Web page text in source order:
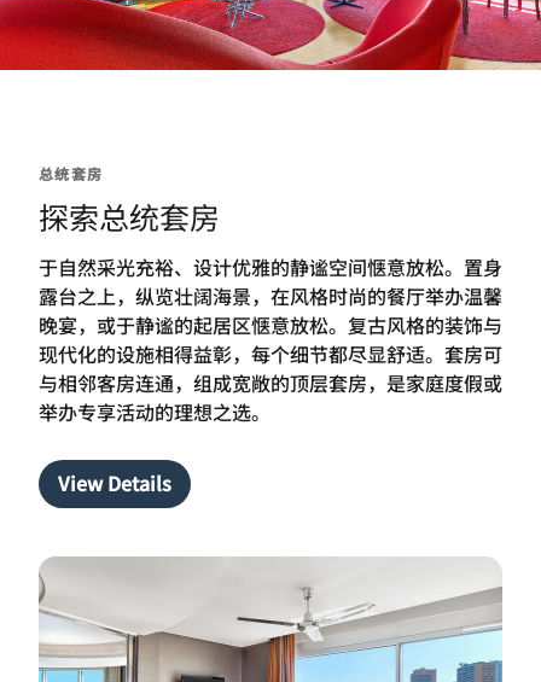
总统套房
探索总统套房
于自然采光充裕、设计优雅的静谧空间惬意放松。置身
露台之上，纵览壮阔海景，在风格时尚的餐厅举办温馨
晚宴，或于静谧的起居区惬意放松。复古风格的装饰与
现代化的设施相得益彰，每个细节都尽显舒适。套房可
与相邻客房连通，组成宽敞的顶层套房，是家庭度假或
举办专享活动的理想之选。
View Details